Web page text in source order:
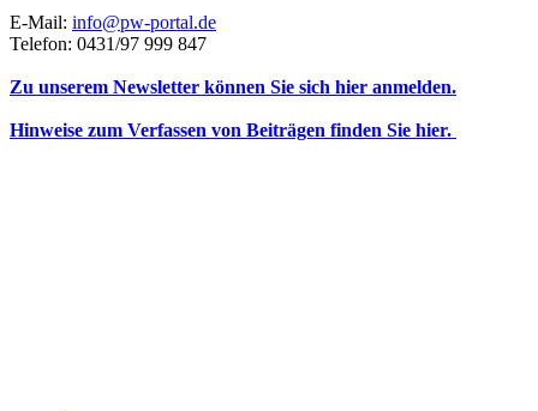
E-Mail: info@pw-portal.de
Telefon: 0431/97 999 847
Zu unserem Newsletter können Sie sich hier anmelden.
Hinweise zum Verfassen von Beiträgen finden Sie hier.